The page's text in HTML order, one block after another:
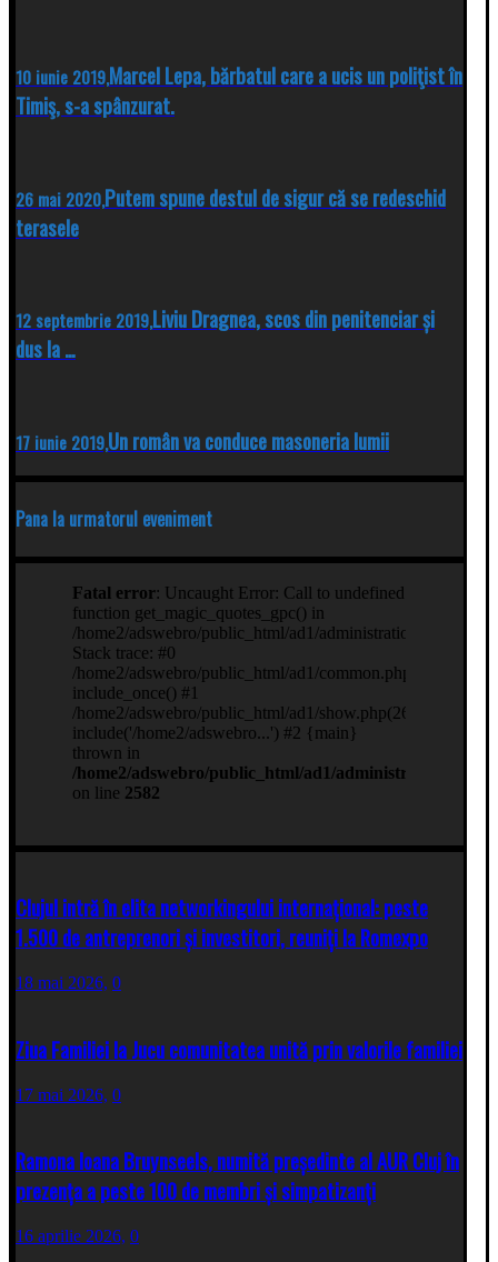
10 iunie 2019,Marcel Lepa, bărbatul care a ucis un poliţist în
Timiş, s-a spânzurat.
26 mai 2020,Putem spune destul de sigur că se redeschid
terasele
12 septembrie 2019,Liviu Dragnea, scos din penitenciar și
dus la …
17 iunie 2019,Un român va conduce masoneria lumii
Pana la urmatorul eveniment
Clujul intră în elita networkingului internațional: peste
1.500 de antreprenori și investitori, reuniți la Romexpo
18 mai 2026, 0
Ziua Familiei la Jucu comunitatea unită prin valorile familiei
17 mai 2026, 0
Ramona Ioana Bruynseels, numită președinte al AUR Cluj în
prezența a peste 100 de membri și simpatizanți
16 aprilie 2026, 0